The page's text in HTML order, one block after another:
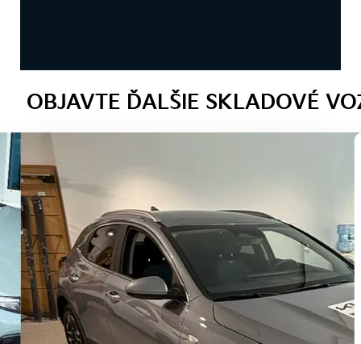
OBJAVTE ĎALŠIE SKLADOVÉ